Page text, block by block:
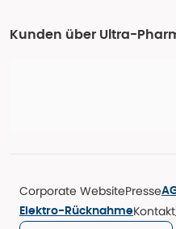
Kunden über Ultra-
Corporate WebsitePresse
Elektro-RücknahmeKontakt